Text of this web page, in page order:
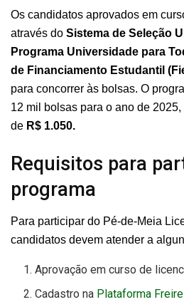
Os candidatos aprovados em
através do Sistema de Seleção
Programa Universidade para
de Financiamento Estudantil
para concorrer às bolsas. O
12 mil bolsas para o ano de
de R$ 1.050.
Requisitos para
programa
Para participar do Pé-de-Meia
candidatos devem atender a
Aprovação em curso de
Cadastro na Plataforma Freire